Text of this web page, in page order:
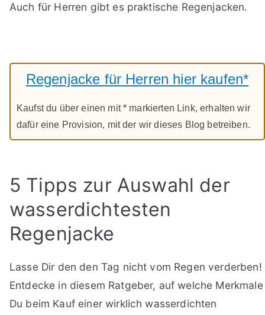
Auch für Herren gibt es praktische Regenjacken.
Regenjacke für Herren hier kaufen*
Kaufst du über einen mit * markierten Link, erhalten wir
dafür eine Provision, mit der wir dieses Blog betreiben.
5 Tipps zur Auswahl der
wasserdichtesten
Regenjacke
Lasse Dir den den Tag nicht vom Regen verderben!
Entdecke in diesem Ratgeber, auf welche Merkmale
Du beim Kauf einer wirklich wasserdichten